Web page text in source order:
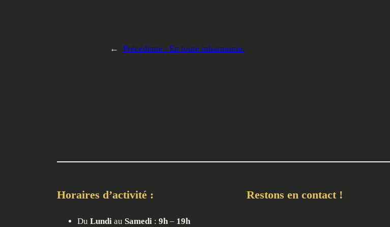
← Précédente : En toute inharmonie.
Horaires d’activité :
Du Lundi au Samedi : 9h – 19h
Restons en contact !